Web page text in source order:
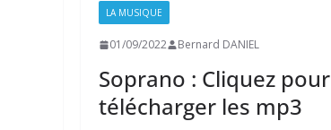
LA MUSIQUE
01/09/2022 Bernard DANIEL
Soprano : Cliquez pour
télécharger les mp3